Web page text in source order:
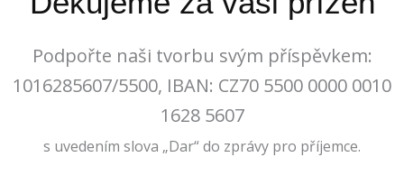
Podpořte naši tvorbu svým příspěvkem:
1016285607/5500, IBAN: CZ70 5500 0000 0010
1628 5607
s uvedením slova „Dar“ do zprávy pro příjemce.